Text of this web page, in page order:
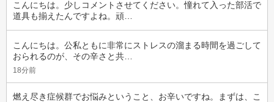
こんにちは。少しコメントさせてください。憧れて入った部活で
道具も揃えたんですよね。頑…
こんにちは。公私ともに非常にストレスの溜まる時間を過ごして
おられるのが、その辛さと共…
18分前
燃え尽き症候群でお悩みということ、お辛いですね。まずは、こ